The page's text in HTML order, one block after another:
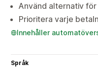
Använd alternativ
Prioritera varje
Innehåller
Språk